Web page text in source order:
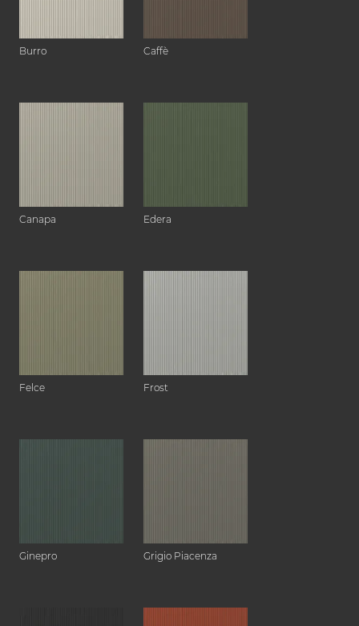
Burro Caffè
Canapa Edera
Felce Frost
Ginepro Grigio Piacenza